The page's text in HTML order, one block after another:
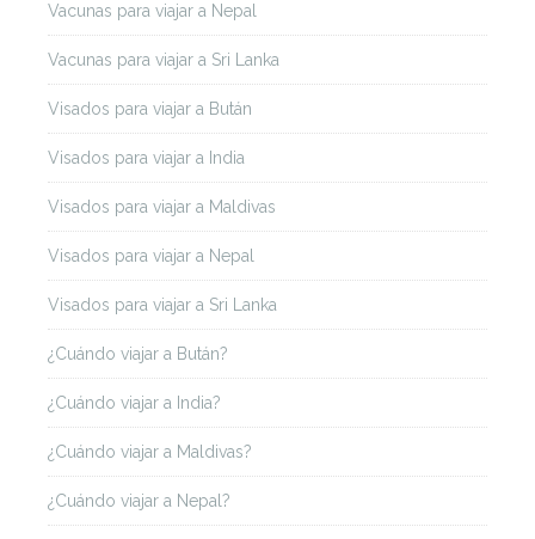
Vacunas para viajar a Nepal
Vacunas para viajar a Sri Lanka
Visados para viajar a Bután
Visados para viajar a India
Visados para viajar a Maldivas
Visados para viajar a Nepal
Visados para viajar a Sri Lanka
¿Cuándo viajar a Bután?
¿Cuándo viajar a India?
¿Cuándo viajar a Maldivas?
¿Cuándo viajar a Nepal?